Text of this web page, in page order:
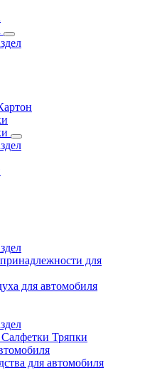
для
для автомобиля
Тряпки
для автомобиля